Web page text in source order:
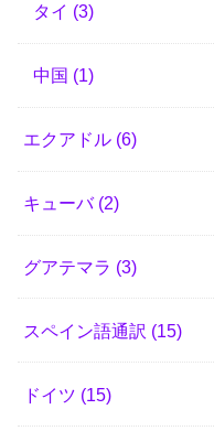
タイ (3)
中国 (1)
エクアドル (6)
キューバ (2)
グアテマラ (3)
スペイン語通訳 (15)
ドイツ (15)